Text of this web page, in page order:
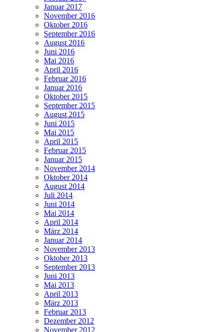
Januar 2017
November 2016
Oktober 2016
September 2016
August 2016
Juni 2016
Mai 2016
April 2016
Februar 2016
Januar 2016
Oktober 2015
September 2015
August 2015
Juni 2015
Mai 2015
April 2015
Februar 2015
Januar 2015
November 2014
Oktober 2014
August 2014
Juli 2014
Juni 2014
Mai 2014
April 2014
März 2014
Januar 2014
November 2013
Oktober 2013
September 2013
Juni 2013
Mai 2013
April 2013
März 2013
Februar 2013
Dezember 2012
November 2012